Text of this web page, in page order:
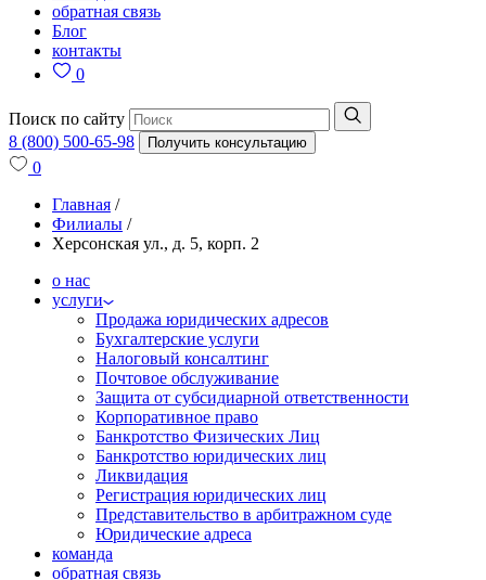
обратная связь
Блог
контакты
0
Поиск по сайту
8 (800) 500-65-98
Получить консультацию
0
Главная /
Филиалы /
Херсонская ул., д. 5, корп. 2
о нас
услуги
Продажа юридических адресов
Бухгалтерские услуги
Налоговый консалтинг
Почтовое обслуживание
Защита от субсидиарной ответственности
Корпоративное право
Банкротство Физических Лиц
Банкротство юридических лиц
Ликвидация
Регистрация юридических лиц
Представительство в арбитражном суде
Юридические адреса
команда
обратная связь